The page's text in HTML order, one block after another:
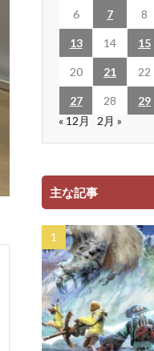
6 7 8
13 14 15
20 21 22
27 28 29
« 12月
2月 »
主な記事